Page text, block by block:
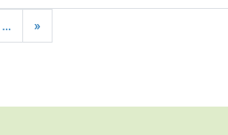
Seite
zu Seite
… »